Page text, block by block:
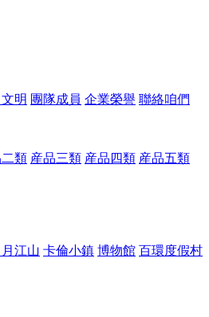
明 團隊成員 企業榮譽 聯絡咱們
類 産品三類 産品四類 産品五類
月江山 卡倫小鎮 博物館 百環度假村